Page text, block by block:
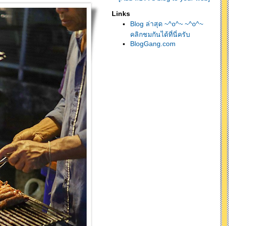
Links
Blog ล่าสุด ~^o^~ ~^o^~
คลิกชมกันได้ที่นี่ครับ
BlogGang.com